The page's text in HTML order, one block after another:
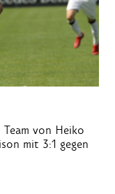
von Heiko
mit 3:1 gegen